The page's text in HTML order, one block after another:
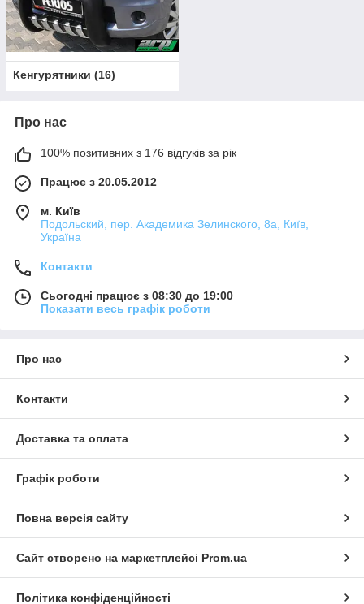
Кенгурятники (16)
Про нас
100% позитивних з 176 відгуків за рік
Працює з 20.05.2012
м. Київ
Подольский, пер. Академика Зелинского, 8а, Київ,
Україна
Контакти
Сьогодні працює з 08:30 до 19:00
Показати весь графік роботи
Про нас
Контакти
Доставка та оплата
Графік роботи
Повна версія сайту
Сайт створено на маркетплейсі Prom.ua
Політика конфіденційності